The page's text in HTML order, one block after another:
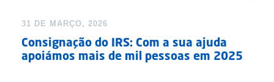
31 DE MARÇO, 2026
Consignação do IRS: Com a sua ajuda
apoiámos mais de mil pessoas em 2025